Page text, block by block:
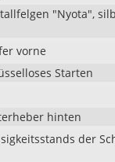
"Nyota",
vorne
Starten
hinten
der